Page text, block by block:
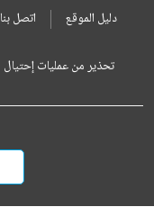
دليل الموقع اتصل بنا
تحذير من عمليات إحتيال